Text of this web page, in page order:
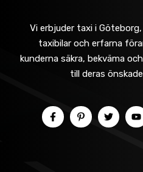
Vi erbjuder taxi i
taxibilar och erfarna
kunderna säkra, bekväma
till deras